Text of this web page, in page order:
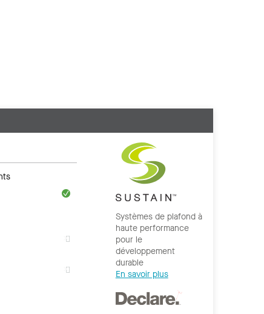
Systèmes de plafond à
haute performance
pour le
développement
durable
En savoir plus